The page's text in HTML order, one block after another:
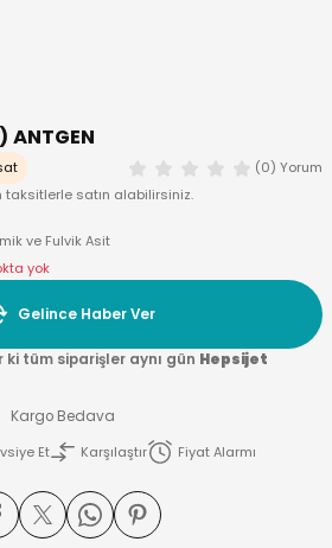
ANTGEN
(0) Yorum
taksitlerle satın alabilirsiniz.
ve Fulvik Asit
yok
Gelince Haber Ver
ki tüm siparişler aynı gün Hepsijet
Kargo Bedava
Et
Karşılaştır
Fiyat Alarmı